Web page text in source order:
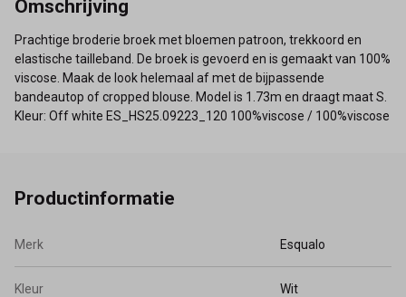
Omschrijving
Prachtige broderie broek met bloemen patroon, trekkoord en
elastische tailleband. De broek is gevoerd en is gemaakt van 100%
viscose. Maak de look helemaal af met de bijpassende
bandeautop of cropped blouse. Model is 1.73m en draagt maat S.
Kleur: Off white ES_HS25.09223_120 100%viscose / 100%viscose
Productinformatie
Merk Esqualo
Kleur Wit